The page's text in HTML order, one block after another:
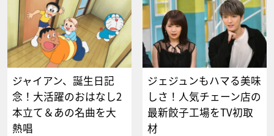
ジャイアン、誕生日記
念！大活躍のおはなし2
本立て＆あの名曲を大
熱唱
ジェジュンもハマる美味
しさ！人気チェーン店の
最新餃子工場をTV初取
材